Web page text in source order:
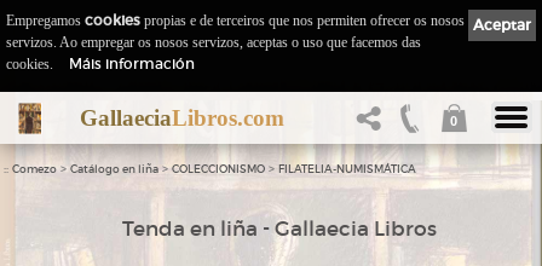
GallaeciaLibros.com 0
:: Comezo > Catálogo en liña > COLECCIONISMO > FILATELIA-NUMISMÁTICA
Tenda en liña - Gallaecia Libros
Aceptar
Empregamos cookies propias e de terceiros que nos permiten ofrecer os nosos
servizos. Ao empregar os nosos servizos, aceptas o uso que facemos das
cookies.
Máis información